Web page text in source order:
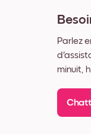
Parlez
minuit,